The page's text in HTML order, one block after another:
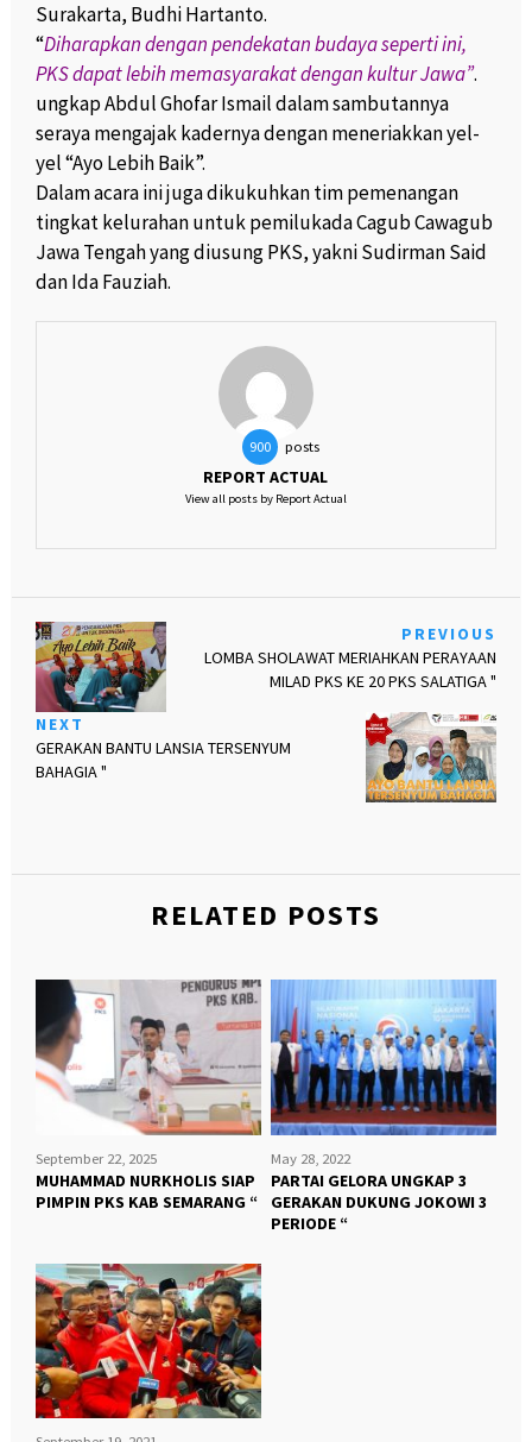
Surakarta, Budhi Hartanto.
“Diharapkan dengan pendekatan budaya seperti ini,
PKS dapat lebih memasyarakat dengan kultur Jawa”.
ungkap Abdul Ghofar Ismail dalam sambutannya
seraya mengajak kadernya dengan meneriakkan yel-
yel “Ayo Lebih Baik”.
Dalam acara ini juga dikukuhkan tim pemenangan
tingkat kelurahan untuk pemilukada Cagub Cawagub
Jawa Tengah yang diusung PKS, yakni Sudirman Said
dan Ida Fauziah.
900 posts
REPORT ACTUAL
View all posts by Report Actual
PREVIOUS
LOMBA SHOLAWAT MERIAHKAN PERAYAAN
MILAD PKS KE 20 PKS SALATIGA "
NEXT
GERAKAN BANTU LANSIA TERSENYUM
BAHAGIA "
RELATED POSTS
September 22, 2025
MUHAMMAD NURKHOLIS SIAP
PIMPIN PKS KAB SEMARANG “
May 28, 2022
PARTAI GELORA UNGKAP 3
GERAKAN DUKUNG JOKOWI 3
PERIODE “